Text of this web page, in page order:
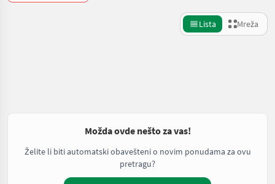
Lista Mreža
Možda ovde nešto za vas!
Želite li biti automatski obavešteni o novim ponudama za ovu
pretragu?